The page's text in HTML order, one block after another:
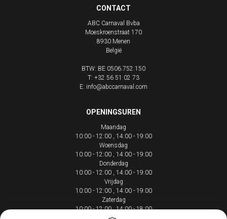
CONTACT
ABC Carnaval Bvba
Moeskroenstraat 170
8930 Menen
België
BTW: BE 0506.752.150
T: +32 56 51 02 73
E: info@abccarnaval.com
OPENINGSUREN
Maandag
10:00 - 12:00
14:00 - 19:00
Woensdag
10:00 - 12:00
14:00 - 19:00
Donderdag
10:00 - 12:00
14:00 - 19:00
Vrijdag
10:00 - 12:00
14:00 - 19:00
Zaterdag
10:00 - 12:00
14:00 - 18:00